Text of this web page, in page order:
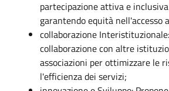
partecipazione attiva e
garantendo equità nell'accesso
collaborazione
collaborazione con altre
associazioni per ottimizzare le
l'efficienza dei servizi;